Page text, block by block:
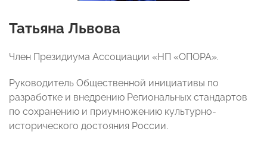
Татьяна Львова
Член Президиума Ассоциации «НП «ОПОРА».
Руководитель Общественной инициативы по
разработке и внедрению Региональных стандартов
по сохранению и приумножению культурно-
исторического достояния России.